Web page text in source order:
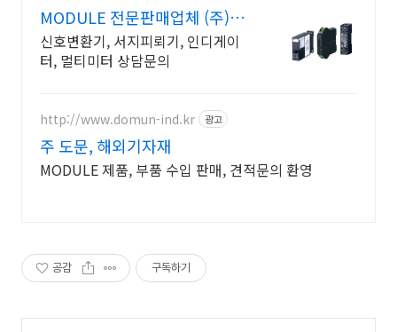
MODULE 전문판매업체 (주)굳
웰
신호변환기, 서지피뢰기, 인디게이
터, 멀티미터 상담문의
http://www.domun-ind.kr 광고
주 도문, 해외기자재
MODULE 제품, 부품 수입 판매, 견적문의 환영
공감 구독하기